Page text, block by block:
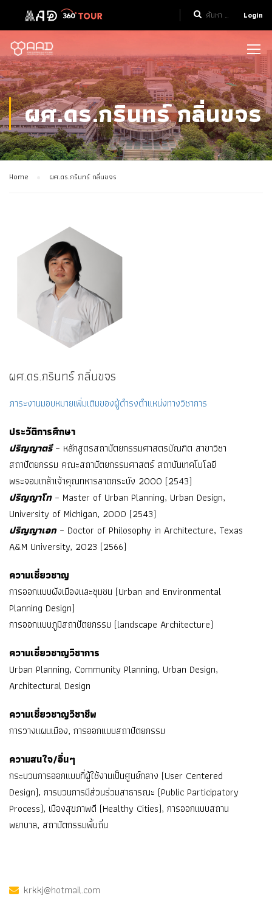
Login
ผศ.ดร.กรินทร์ กลิ่นขจร
Home ผศ.ดร.กรินทร์ กลิ่นขจร
ผศ.ดร.กรินทร์ กลิ่นขจร
ภาระงานมอบหมายเพิ่มเติมของผู้ดำรงตำแหน่งทางวิชาการ
ประวัติการศึกษา
ปริญญาตรี– หลักสูตรสถาปัตยกรรมศาสตรบัณฑิต สาขาวิชา
สถาปัตยกรรม คณะสถาปัตยกรรมศาสตร์ สถาบันเทคโนโลยี
พระจอมเกล้าเจ้าคุณทหารลาดกระบัง 2000 (2543)
ปริญญาโท– Master of Urban Planning, Urban Design,
University of Michigan, 2000 (2543)
ปริญญาเอก– Doctor of Philosophy in Architecture, Texas
A&M University, 2023 (2566)
ความเชี่ยวชาญ
การออกแบบผังเมืองและชุมชน (Urban and Environmental
Planning Design)
การออกแบบภูมิสถาปัตยกรรม (landscape Architecture)
ความเชี่ยวชาญวิชาการ
Urban Planning, Community Planning, Urban Design,
Architectural Design
ความเชี่ยวชาญวิชาชีพ
การวางแผนเมือง, การออกแบบสถาปัตยกรรม
ความสนใจ/อื่นๆ
กระบวนการออกแบบที่ผู้ใช้งานเป็นศูนย์กลาง (User Centered
Design), การบวนการมีส่วนร่วมสาธารณะ (Public Participatory
Process), เมืองสุขภาพดี (Healthy Cities), การออกแบบสถาน
พยาบาล, สถาปัตกรรมพื้นถิ่น
krkkj@hotmail.com